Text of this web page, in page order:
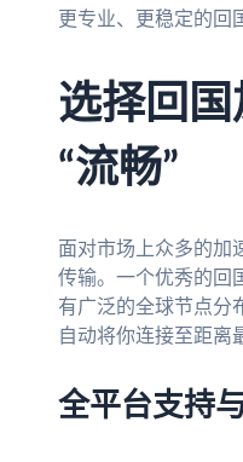
更专业、更稳定的回
选择回国
“流畅”
面对市场上众多的加
传输。一个优秀的回
有广泛的全球节点分
自动将你连接至距离
全平台支持